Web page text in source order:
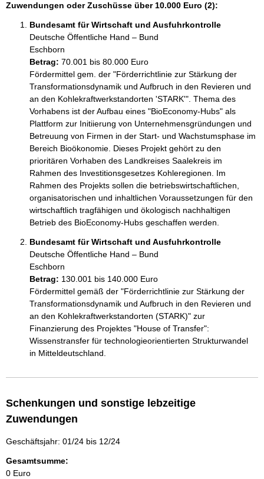
Zuwendungen oder Zuschüsse über 10.000 Euro (2):
Bundesamt für Wirtschaft und Ausfuhrkontrolle
Deutsche Öffentliche Hand – Bund
Eschborn
Betrag: 70.001 bis 80.000 Euro
Fördermittel gem. der "Förderrichtlinie zur Stärkung der
Transformationsdynamik und Aufbruch in den Revieren und
an den Kohlekraftwerkstandorten 'STARK'". Thema des
Vorhabens ist der Aufbau eines "BioEconomy-Hubs" als
Plattform zur Initiierung von Unternehmensgründungen und
Betreuung von Firmen in der Start- und Wachstumsphase im
Bereich Bioökonomie. Dieses Projekt gehört zu den
prioritären Vorhaben des Landkreises Saalekreis im
Rahmen des Investitionsgesetzes Kohleregionen. Im
Rahmen des Projekts sollen die betriebswirtschaftlichen,
organisatorischen und inhaltlichen Voraussetzungen für den
wirtschaftlich tragfähigen und ökologisch nachhaltigen
Betrieb des BioEconomy-Hubs geschaffen werden.
Bundesamt für Wirtschaft und Ausfuhrkontrolle
Deutsche Öffentliche Hand – Bund
Eschborn
Betrag: 130.001 bis 140.000 Euro
Fördermittel gemäß der "Förderrichtlinie zur Stärkung der
Transformationsdynamik und Aufbruch in den Revieren und
an den Kohlekraftwerkstandorten (STARK)" zur
Finanzierung des Projektes "House of Transfer":
Wissenstransfer für technologieorientierten Strukturwandel
in Mitteldeutschland.
Schenkungen und sonstige lebzeitige
Zuwendungen
Geschäftsjahr: 01/24 bis 12/24
Gesamtsumme:
0 Euro